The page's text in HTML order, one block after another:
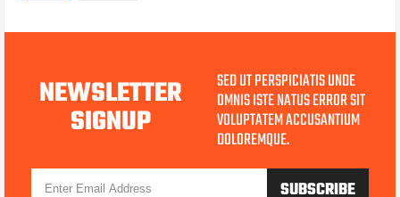
NEWSLETTER
SIGNUP
SED UT PERSPICIATIS UNDE
OMNIS ISTE NATUS ERROR SIT
VOLUPTATEM ACCUSANTIUM
DOLOREMQUE.